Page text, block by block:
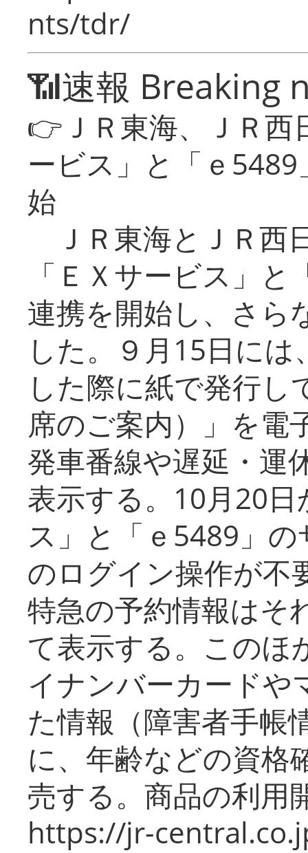
nts/tdr/
📶速報 Breaking
👉ＪＲ東海、ＪＲ
ービス」と「ｅ
始
ＪＲ東海とＪＲ西
「ＥＸサービス」
連携を開始し、さら
した。９月15日に
した際に紙で発行し
席のご案内）」を電
発車番線や遅延・運
表示する。10月20
ス」と「ｅ5489」
のログイン操作が不
特急の予約情報はそ
て表示する。このほ
イナンバーカードや
た情報（障害者手帳
に、年齢などの資格
売する。商品の利用
https://jr-